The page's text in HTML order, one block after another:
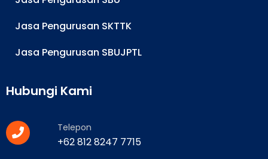
Jasa Pengurusan SKTTK
Jasa Pengurusan SBUJPTL
Hubungi Kami
Telepon
+62 812 8247 7715